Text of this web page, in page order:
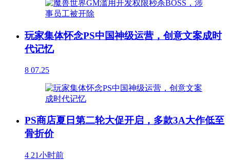
玩家集体怀念PS中国神级运营，创意文案成时
代记忆
8 07.25
PS商店夏日第二轮大促开启，多款3A大作低至
骨折价
4 21小时前